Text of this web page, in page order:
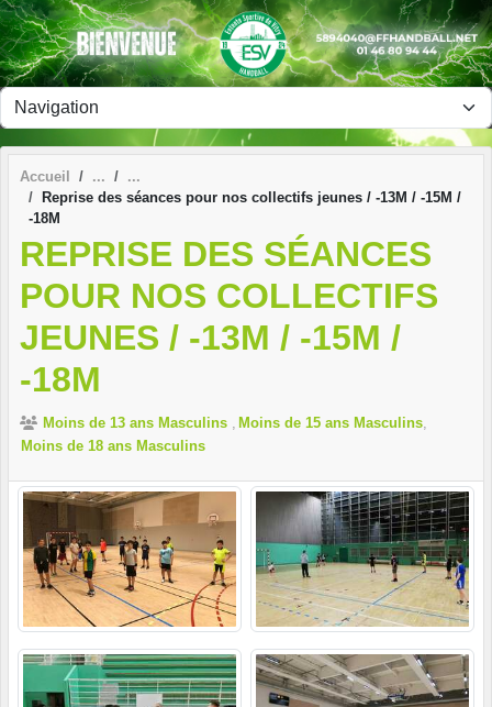
Accueil
Reprise des séances pour nos collectifs jeunes / -13M / -15M /
-18M
REPRISE DES SÉANCES
POUR NOS COLLECTIFS
JEUNES / -13M / -15M /
-18M
Moins de 13 ans Masculins
Moins de 15 ans Masculins
Moins de 18 ans Masculins
Panneau de gestion des cookies